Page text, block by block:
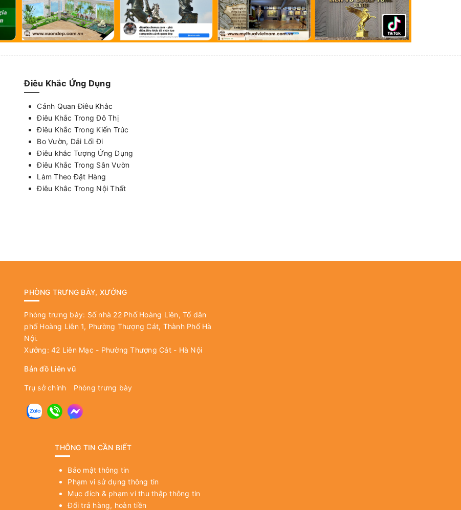
Điêu Khắc Ứng Dụng
Cảnh Quan Điêu Khắc
Điêu Khắc Trong Đô Thị
Điêu Khắc Trong Kiến Trúc
Bo Vườn, Dải Lối Đi
Điêu khắc Tượng Ứng Dụng
Điêu Khắc Trong Sân Vườn
Làm Theo Đặt Hàng
Điêu Khắc Trong Nội Thất
PHÒNG TRƯNG BÀY, XƯỞNG
Phòng trưng bày: Số nhà 22 Phố Hoàng Liên, Tổ dân
phố Hoàng Liên 1, Phường Thượng Cát, Thành Phố Hà
Nội.
Xưởng: 42 Liên Mạc - Phường Thượng Cát - Hà Nội
Bản đồ Liên vũ
Trụ sở chính Phòng trưng bày
THÔNG TIN CẦN BIẾT
Bảo mật thông tin
Phạm vi sử dụng thông tin
Mục đích & phạm vi thu thập thông tin
Đổi trả hàng, hoàn tiền